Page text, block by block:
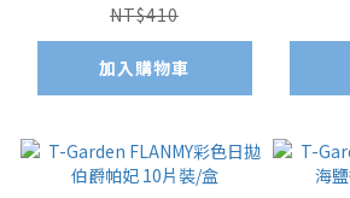
NT$410
加入購物車